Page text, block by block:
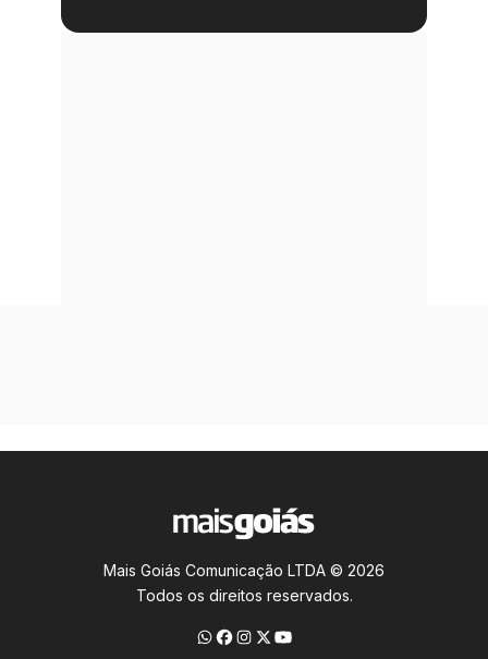
Mais Goiás Comunicação LTDA © 2026
Todos os direitos reservados.